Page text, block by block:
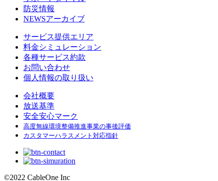
防災情報
NEWSアーカイブ
サービス提供エリア
料金シミュレーション
各種サービス約款
お問い合わせ
個人情報の取り扱い
会社概要
放送基準
安全安心マーク
高度無線環境整備推進事業の事後評価
カスタマーハラスメント対応指針
©2022 CableOne Inc